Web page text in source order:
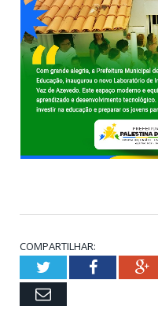
COMPARTILHAR:
TwitterFacebook
Email